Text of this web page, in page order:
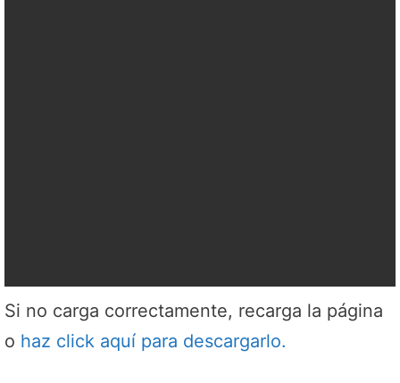
Si no carga correctamente, recarga la página
o haz click aquí para descargarlo.